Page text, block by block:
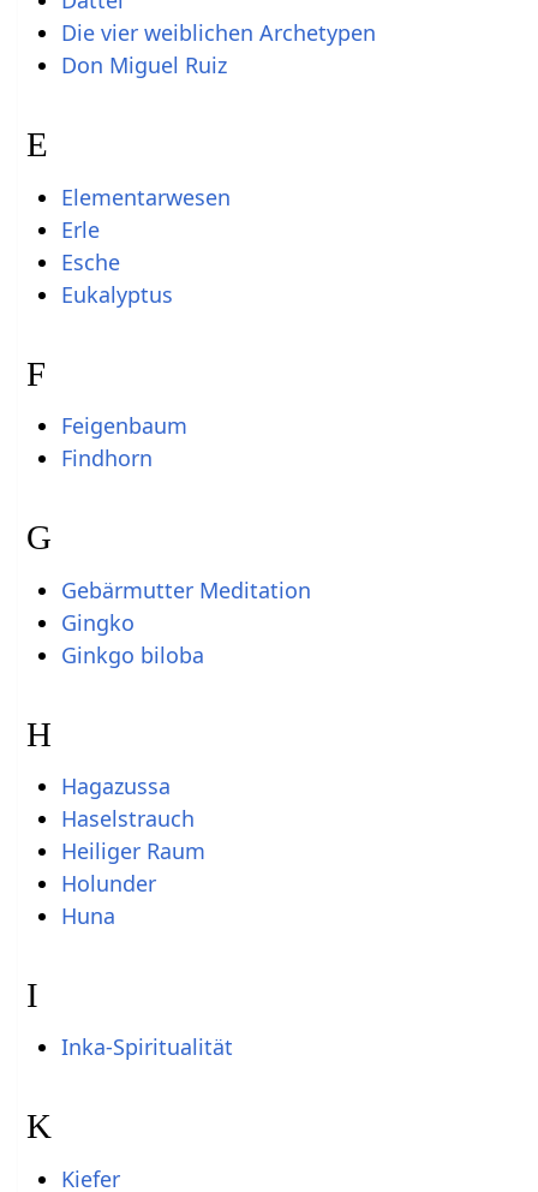
Die vier weiblichen Archetypen
Don Miguel Ruiz
E
Elementarwesen
Erle
Esche
Eukalyptus
F
Feigenbaum
Findhorn
G
Gebärmutter Meditation
Gingko
Ginkgo biloba
H
Hagazussa
Haselstrauch
Heiliger Raum
Holunder
Huna
I
Inka-Spiritualität
K
Kiefer